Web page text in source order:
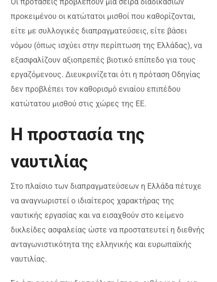
προκειμένου οι κατώτατοι μισθοί που καθορίζονται,
είτε με συλλογικές διαπραγματεύσεις, είτε βάσει
νόμου (όπως ισχύει στην περίπτωση της Ελλάδας), να
εξασφαλίζουν αξιοπρεπές βιοτικό επίπεδο για τους
εργαζόμενους. Διευκρινίζεται ότι η πρόταση Οδηγίας
δεν προβλέπει τον καθορισμό ενιαίου επιπέδου
κατώτατου μισθού στις χώρες της ΕΕ.
Η προστασία της
ναυτιλίας
Στο πλαίσιο των διαπραγματεύσεων η Ελλάδα πέτυχε
να αναγνωριστεί ο ιδιαίτερος χαρακτήρας της
ναυτικής εργασίας και να εισαχθούν στο κείμενο
δικλείδες ασφαλείας ώστε να προστατευτεί η διεθνής
ανταγωνιστικότητα της ελληνικής και ευρωπαϊκής
ναυτιλίας.